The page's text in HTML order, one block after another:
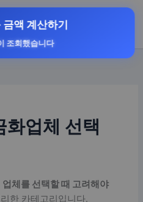
업체 선택
업체를 선택할 때 고려해야
한 카테고리입니다.
액 계산하기
조회했습니다